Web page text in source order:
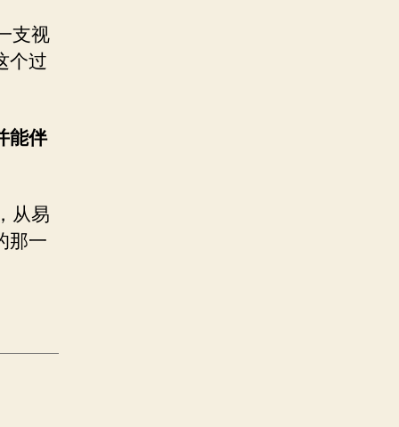
支视
个过
能伴
从易
那一